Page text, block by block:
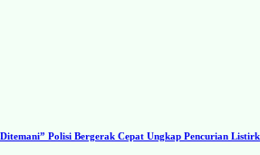
Polisi Bergerak Cepat Ungkap Pencurian Listirk